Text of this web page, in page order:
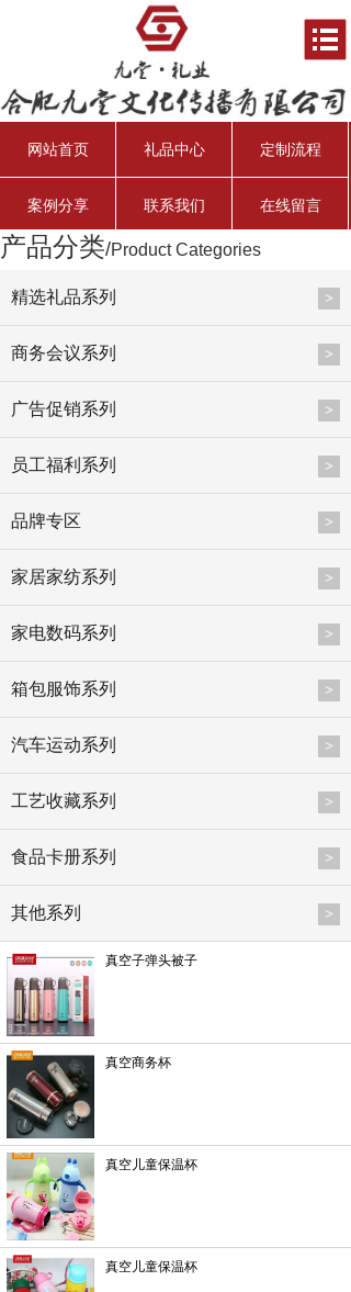
网站首页 礼品中心 定制流程
案例分享 联系我们 在线留言
资产管理经理 行业分析师 资深投资总监
产品分类/Product Categories
精选礼品系列 >
商务会议系列 >
广告促销系列 >
员工福利系列 >
品牌专区 >
家居家纺系列 >
家电数码系列 >
箱包服饰系列 >
汽车运动系列 >
工艺收藏系列 >
食品卡册系列 >
其他系列 >
真空子弹头被子
真空商务杯
真空儿童保温杯
真空儿童保温杯